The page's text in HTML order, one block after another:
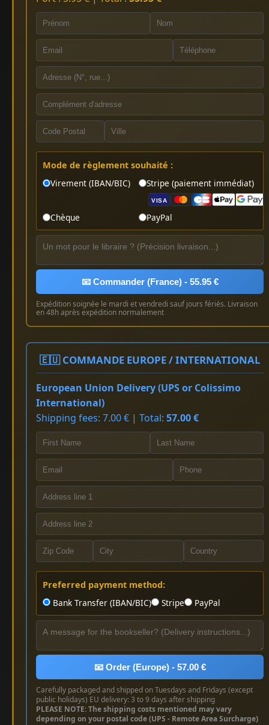
Mode de règlement souhaité :
Virement (IBAN/BIC)
Stripe (paiement immédiat)
VISA
Chèque PayPal
📧 Commander (France) - 55.95 €
Expédition soignée le mardi et vendredi sauf jours fériés. Livraison
en 48h après expédition normalement
🇪🇺 COMMANDE EUROPE / INTERNATIONAL
European Union Delivery (UPS or Colissimo
International)
Shipping fees: 7.00 € | Total: 57.00 €
Preferred payment method:
Bank Transfer (IBAN/BIC)
Stripe PayPal
📧 Order (Europe) - 57.00 €
Carefully packaged and shipped on Tuesdays and Fridays (except
public holidays) EU delivery: 3 to 9 days after shipping
PLEASE NOTE: The shipping costs mentioned may vary
depending on your postal code (UPS - Remote Area Surcharge)